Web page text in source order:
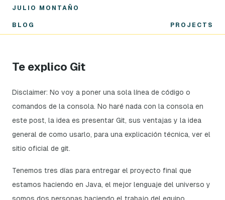
JULIO MONTAÑO
BLOG PROJECTS
Te explico Git
Disclaimer: No voy a poner una sola línea de código o
comandos de la consola. No haré nada con la consola en
este post, la idea es presentar Git, sus ventajas y la idea
general de como usarlo, para una explicación técnica, ver el
sitio oficial de git.
Tenemos tres días para entregar el proyecto final que
estamos haciendo en Java, el mejor lenguaje del universo y